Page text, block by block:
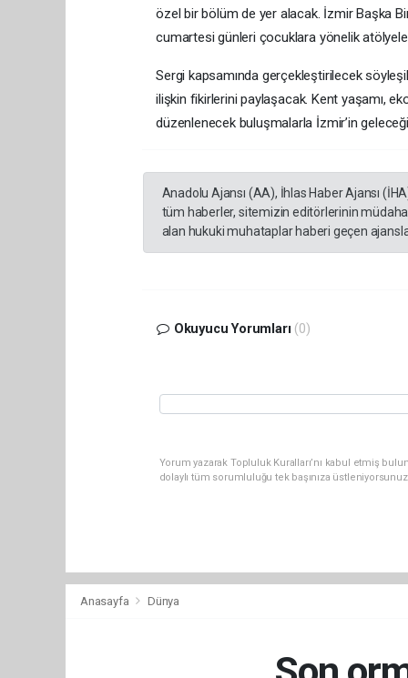
özel bir bölüm de yer alacak. İzmir Başka
cumartesi günleri çocuklara yönelik
Sergi kapsamında gerçekleştirilecek
ilişkin fikirlerini paylaşacak. Kent yaşamı,
düzenlenecek buluşmalarla İzmir’in
Anadolu Ajansı (AA), İhlas Haber Ajansı
tüm haberler, sitemizin editörlerinin
alan hukuki muhataplar haberi geçen
Okuyucu Yorumları (0)
Yorum yazarak Topluluk Kuralları’nı kabul etmiş
dolaylı tüm sorumluluğu tek başınıza
Anasayfa Dünya